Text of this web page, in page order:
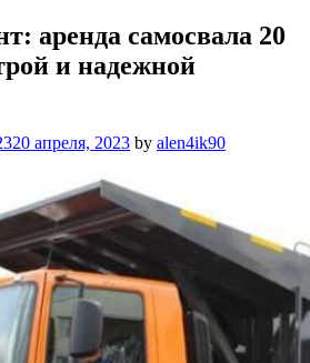
аренда самосвала 20
и надежной
20 апреля, 2023 by alen4ik90